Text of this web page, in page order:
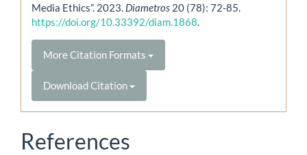
Media Ethics”. 2023. Diametros 20 (78): 72-85.
https://doi.org/10.33392/diam.1868.
More Citation Formats
Download Citation
References